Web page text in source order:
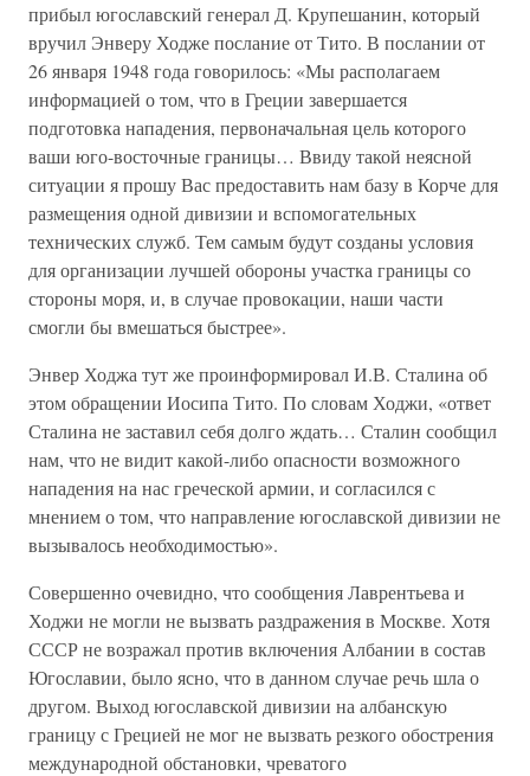
прибыл югославский генерал Д. Крупешанин, который
вручил Энверу Ходже послание от Тито. В послании от
26 января 1948 года говорилось: «Мы располагаем
информацией о том, что в Греции завершается
подготовка нападения, первоначальная цель которого
ваши юго-восточные границы… Ввиду такой неясной
ситуации я прошу Вас предоставить нам базу в Корче для
размещения одной дивизии и вспомогательных
технических служб. Тем самым будут созданы условия
для организации лучшей обороны участка границы со
стороны моря, и, в случае провокации, наши части
смогли бы вмешаться быстрее».
Энвер Ходжа тут же проинформировал И.В. Сталина об
этом обращении Иосипа Тито. По словам Ходжи, «ответ
Сталина не заставил себя долго ждать… Сталин сообщил
нам, что не видит какой-либо опасности возможного
нападения на нас греческой армии, и согласился с
мнением о том, что направление югославской дивизии не
вызывалось необходимостью».
Совершенно очевидно, что сообщения Лаврентьева и
Ходжи не могли не вызвать раздражения в Москве. Хотя
СССР не возражал против включения Албании в состав
Югославии, было ясно, что в данном случае речь шла о
другом. Выход югославской дивизии на албанскую
границу с Грецией не мог не вызвать резкого обострения
международной обстановки, чреватого